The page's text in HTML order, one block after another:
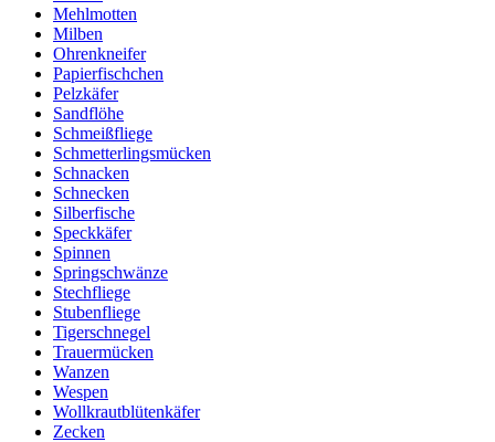
Mehlmotten
Milben
Ohrenkneifer
Papierfischchen
Pelzkäfer
Sandflöhe
Schmeißfliege
Schmetterlingsmücken
Schnacken
Schnecken
Silberfische
Speckkäfer
Spinnen
Springschwänze
Stechfliege
Stubenfliege
Tigerschnegel
Trauermücken
Wanzen
Wespen
Wollkrautblütenkäfer
Zecken